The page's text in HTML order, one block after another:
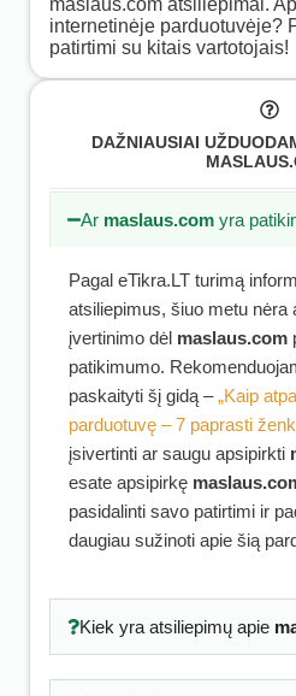
internetinėje parduotuvėje?
patirtimi su kitais vartotojais!
DAŽNIAUSIAI
Ar maslaus.com yra
Pagal eTikra.LT turimą
atsiliepimus, šiuo metu nėra
įvertinimo dėl maslaus.com
patikimumo.
paskaityti šį gidą –„Kaip
parduotuvę – 7 paprasti
įsivertinti ar saugu apsipirkti
esate apsipirkę
pasidalinti savo patirtimi ir
daugiau sužinoti apie šią
Kiek yra atsiliepimų apie